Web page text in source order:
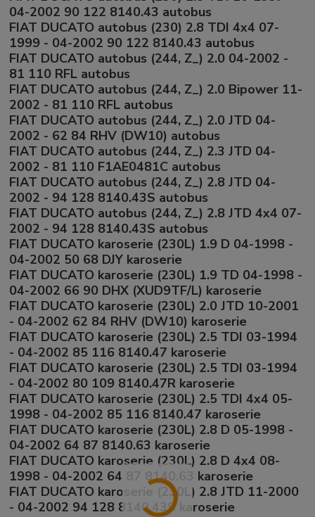
04-2002 90 122 8140.43 autobus
FIAT DUCATO autobus (230) 2.8 TDI 4x4 07-
1999 - 04-2002 90 122 8140.43 autobus
FIAT DUCATO autobus (244, Z_) 2.0 04-2002 -
81 110 RFL autobus
FIAT DUCATO autobus (244, Z_) 2.0 Bipower 11-
2002 - 81 110 RFL autobus
FIAT DUCATO autobus (244, Z_) 2.0 JTD 04-
2002 - 62 84 RHV (DW10) autobus
FIAT DUCATO autobus (244, Z_) 2.3 JTD 04-
2002 - 81 110 F1AE0481C autobus
FIAT DUCATO autobus (244, Z_) 2.8 JTD 04-
2002 - 94 128 8140.43S autobus
FIAT DUCATO autobus (244, Z_) 2.8 JTD 4x4 07-
2002 - 94 128 8140.43S autobus
FIAT DUCATO karoserie (230L) 1.9 D 04-1998 -
04-2002 50 68 DJY karoserie
FIAT DUCATO karoserie (230L) 1.9 TD 04-1998 -
04-2002 66 90 DHX (XUD9TF/L) karoserie
FIAT DUCATO karoserie (230L) 2.0 JTD 10-2001
- 04-2002 62 84 RHV (DW10) karoserie
FIAT DUCATO karoserie (230L) 2.5 TDI 03-1994
- 04-2002 85 116 8140.47 karoserie
FIAT DUCATO karoserie (230L) 2.5 TDI 03-1994
- 04-2002 80 109 8140.47R karoserie
FIAT DUCATO karoserie (230L) 2.5 TDI 4x4 05-
1998 - 04-2002 85 116 8140.47 karoserie
FIAT DUCATO karoserie (230L) 2.8 D 05-1998 -
04-2002 64 87 8140.63 karoserie
FIAT DUCATO karoserie (230L) 2.8 D 4x4 08-
1998 - 04-2002 64 87 8140.63 karoserie
FIAT DUCATO karoserie (230L) 2.8 JTD 11-2000
- 04-2002 94 128 8140.43S karoserie